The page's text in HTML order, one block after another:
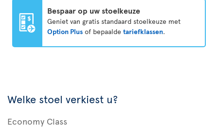
Bespaar op uw stoelkeuze
Geniet van gratis standaard stoelkeuze met
Option Plus of bepaalde tariefklassen.
Welke stoel verkiest u?
Economy Class